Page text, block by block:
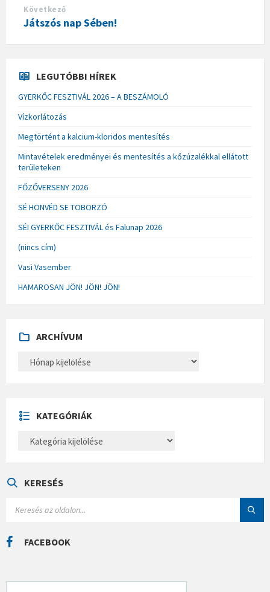
Következő
Játszós nap Sében!
LEGUTÓBBI HÍREK
GYERKŐC FESZTIVÁL 2026 – A BESZÁMOLÓ
Vízkorlátozás
Megtörtént a kalcium-kloridos mentesítés
Mintavételek eredményei és mentesítés a kőzúzalékkal ellátott
területeken
FŐZŐVERSENY 2026
SÉ HONVÉD SE TOBORZÓ
SÉI GYERKŐC FESZTIVÁL és Falunap 2026
(nincs cím)
Vasi Vasember
HAMAROSAN JÖN! JÖN! JÖN!
ARCHÍVUM
H
U
M
KATEGÓRIÁK
E
Á
KERESÉS
C
H
FACEBOOK